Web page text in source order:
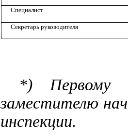
Специалист
Секретарь руководителя
*) Первому
заместителю
инспекции.